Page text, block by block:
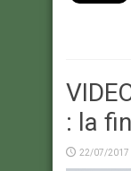
: la
22/07/2017